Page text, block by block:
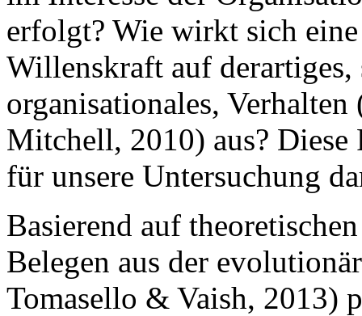
erfolgt? Wie wirkt sich
Willenskraft auf derartiges,
organisationales,
Mitchell, 2010) aus? Diese
für unsere Untersuchung
Basierend auf
Belegen aus der
Tomasello & Vaish, 2013)